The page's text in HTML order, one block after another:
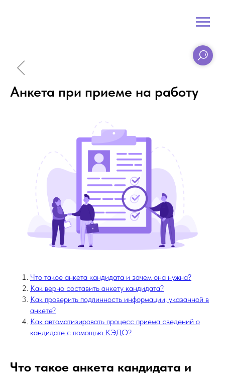
Анкета при приеме на работу
Что такое анкета кандидата и зачем она нужна?
Как верно составить анкету кандидата?
Как проверить подлинность информации, указанной в
анкете?
Как автоматизировать процесс приема сведений о
кандидате с помощью КЭДО?
Что такое анкета кандидата и